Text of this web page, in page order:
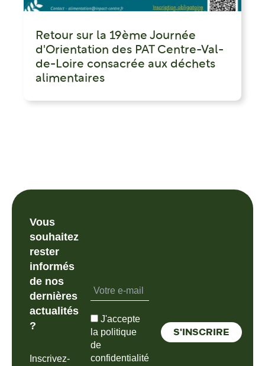
Retour sur la 19ème Journée
d'Orientation des PAT Centre-Val-
de-Loire consacrée aux déchets
alimentaires
Vous
souhaitez
rester
informés
de nos
dernières
actualités
?
Inscrivez-
J'accepte
la politique
de
confidentialité